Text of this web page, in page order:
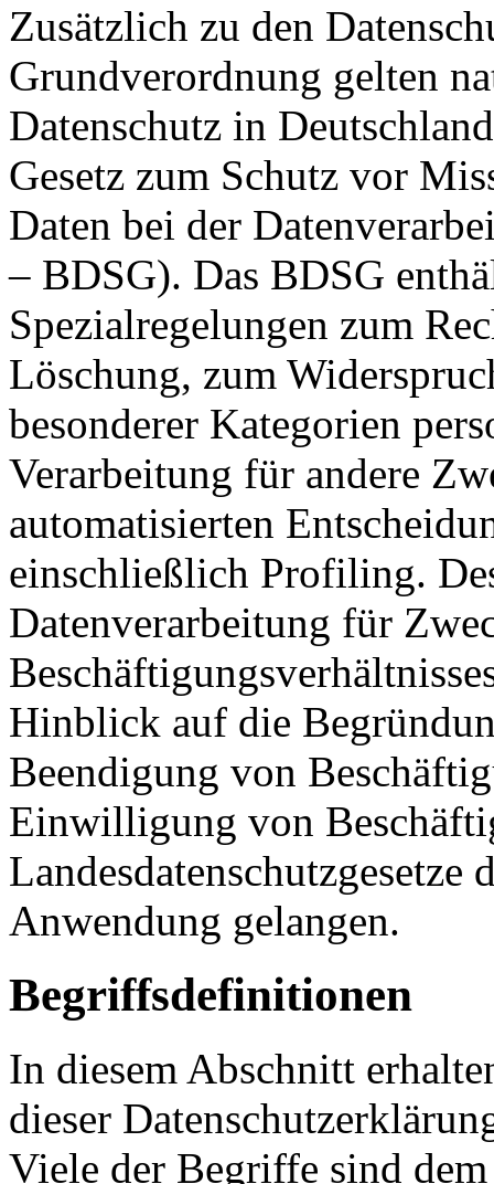
Zusätzlich zu den
Grundverordnung gelten
Datenschutz in
Gesetz zum Schutz vor
Daten bei der
– BDSG). Das BDSG
Spezialregelungen zum
Löschung, zum
besonderer Kategorien
Verarbeitung für andere
automatisierten
einschließlich Profiling.
Datenverarbeitung für
Hinblick auf die
Beendigung von
Einwilligung von
Landesdatenschutzgesetze
Anwendung gelangen.
Begriffsdefinitionen
In diesem Abschnitt
dieser
Viele der Begriffe sind